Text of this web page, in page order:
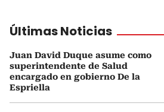
Últimas Noticias
Juan David Duque asume como
superintendente de Salud
encargado en gobierno De la
Espriella